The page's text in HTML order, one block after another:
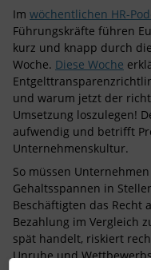
Im wöchentlichen HR-
Führungskräfte führen
kurz und knapp durch
Woche. Diese Woche
und warum jetzt der
Umsetzung loszulegen!
aufwendig und betrifft
Unternehmenskultur.
So müssen
Gehaltsspannen in
Beschäftigten das Recht
Bezahlung im Vergleich
spät handelt, riskiert
Unruhe und